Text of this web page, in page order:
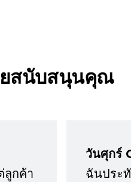
ยสนับสนุนคุณ
ลูกค้า
วันศุกร์
ฉันประ